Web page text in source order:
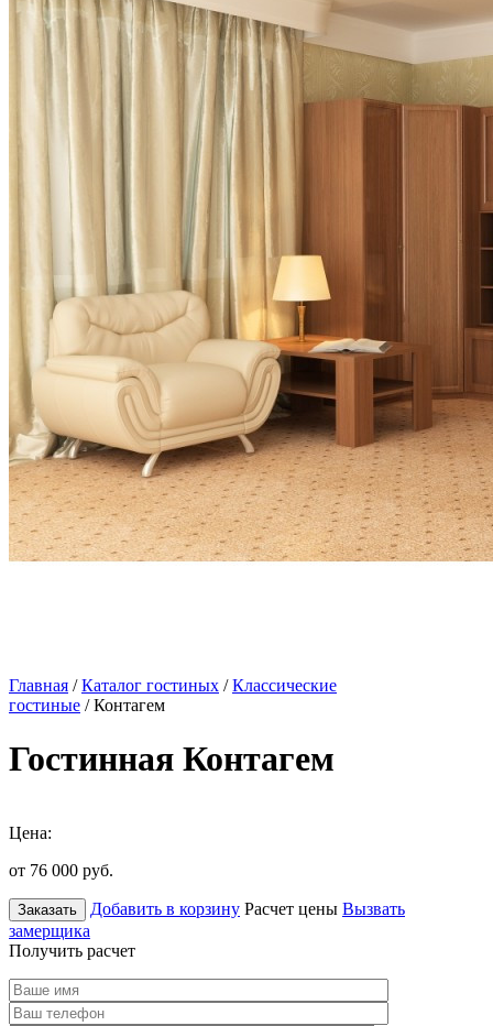
Главная /Каталог гостиных /Классические
гостиные / Контагем
Гостинная Контагем
Цена:
от 76 000 руб.
Заказать Добавить в корзину Расчет цены Вызвать
замерщика
Получить расчет